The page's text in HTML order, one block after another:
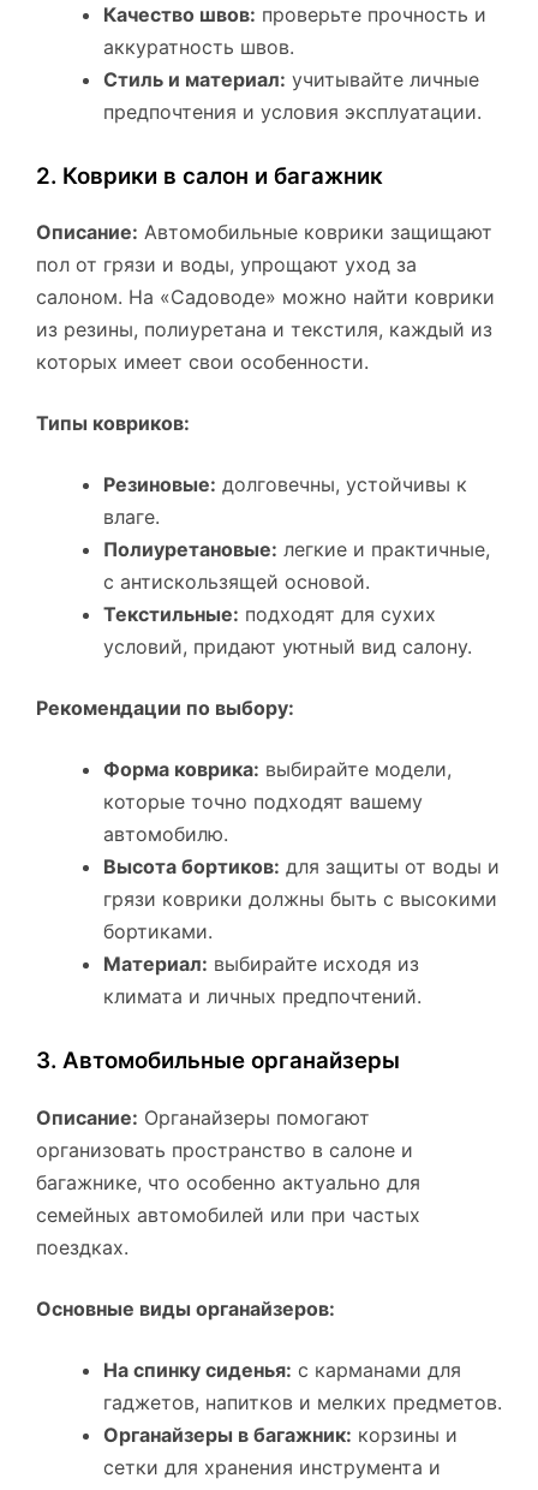
Качество швов: проверьте прочность и
аккуратность швов.
Стиль и материал: учитывайте личные
предпочтения и условия эксплуатации.
2. Коврики в салон и багажник
Описание: Автомобильные коврики защищают
пол от грязи и воды, упрощают уход за
салоном. На «Садоводе» можно найти коврики
из резины, полиуретана и текстиля, каждый из
которых имеет свои особенности.
Типы ковриков:
Резиновые: долговечны, устойчивы к
влаге.
Полиуретановые: легкие и практичные,
с антискользящей основой.
Текстильные: подходят для сухих
условий, придают уютный вид салону.
Рекомендации по выбору:
Форма коврика: выбирайте модели,
которые точно подходят вашему
автомобилю.
Высота бортиков: для защиты от воды и
грязи коврики должны быть с высокими
бортиками.
Материал: выбирайте исходя из
климата и личных предпочтений.
3. Автомобильные органайзеры
Описание: Органайзеры помогают
организовать пространство в салоне и
багажнике, что особенно актуально для
семейных автомобилей или при частых
поездках.
Основные виды органайзеров:
На спинку сиденья: с карманами для
гаджетов, напитков и мелких предметов.
Органайзеры в багажник: корзины и
сетки для хранения инструмента и